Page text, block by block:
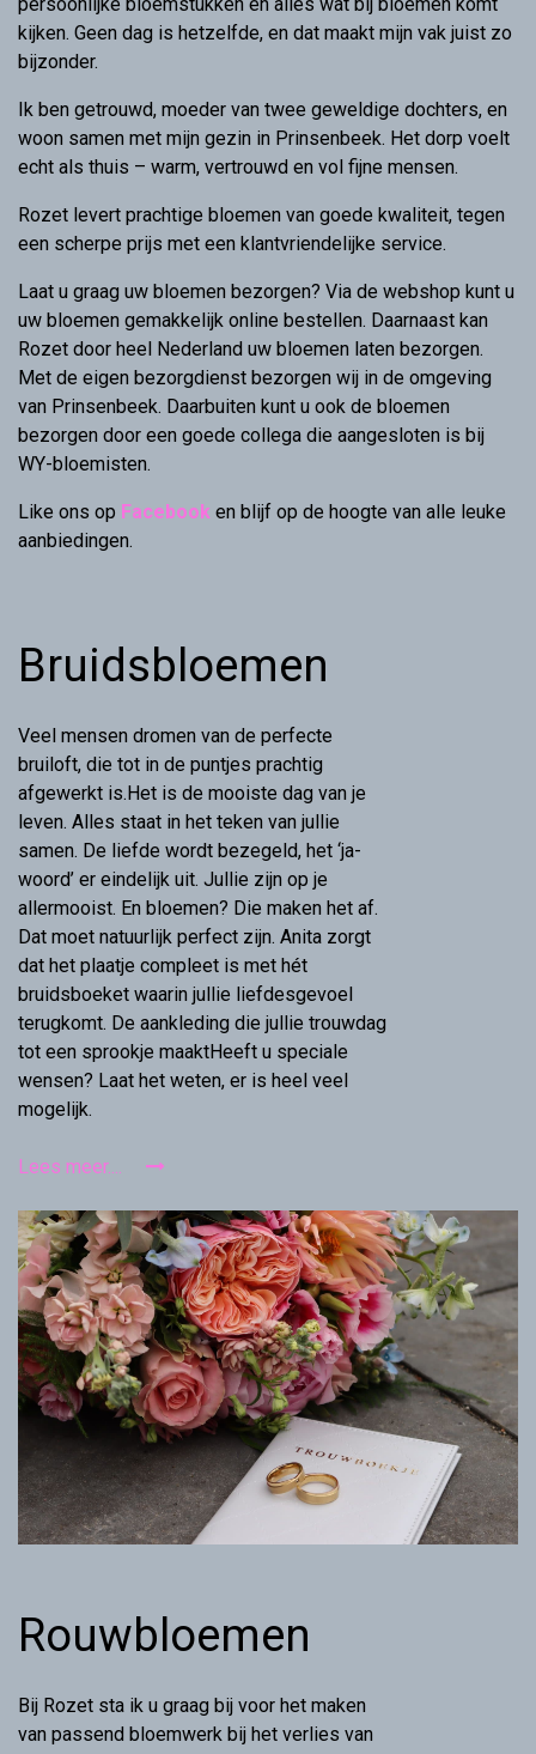
kijken. Geen dag is hetzelfde, en dat maakt mijn vak juist zo
bijzonder.
Ik ben getrouwd, moeder van twee geweldige dochters, en
woon samen met mijn gezin in Prinsenbeek. Het dorp voelt
echt als thuis – warm, vertrouwd en vol fijne mensen.
Rozet levert prachtige bloemen van goede kwaliteit, tegen
een scherpe prijs met een klantvriendelijke service.
Laat u graag uw bloemen bezorgen? Via de webshop kunt u
uw bloemen gemakkelijk online bestellen. Daarnaast kan
Rozet door heel Nederland uw bloemen laten bezorgen.
Met de eigen bezorgdienst bezorgen wij in de omgeving
van Prinsenbeek. Daarbuiten kunt u ook de bloemen
bezorgen door een goede collega die aangesloten is bij
WY-bloemisten.
Like ons op Facebook en blijf op de hoogte van alle leuke
aanbiedingen.
Bruidsbloemen
Veel mensen dromen van de perfecte
bruiloft, die tot in de puntjes prachtig
afgewerkt is.Het is de mooiste dag van je
leven. Alles staat in het teken van jullie
samen. De liefde wordt bezegeld, het ‘ja-
woord’ er eindelijk uit. Jullie zijn op je
allermooist. En bloemen? Die maken het af.
Dat moet natuurlijk perfect zijn. Anita zorgt
dat het plaatje compleet is met hét
bruidsboeket waarin jullie liefdesgevoel
terugkomt. De aankleding die jullie trouwdag
tot een sprookje maaktHeeft u speciale
wensen? Laat het weten, er is heel veel
mogelijk.
Lees meer....
Rouwbloemen
Bij Rozet sta ik u graag bij voor het maken
van passend bloemwerk bij het verlies van